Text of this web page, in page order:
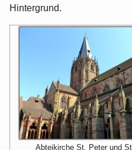
Hintergrund.
Abteikirche St. Peter und